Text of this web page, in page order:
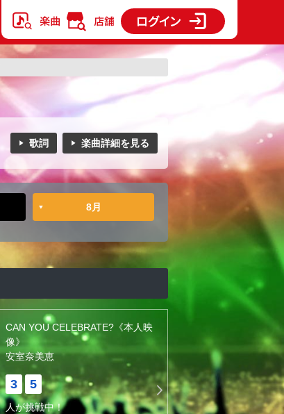
歌詞 楽曲詳細を見る
8月
CAN YOU CELEBRATE?《本人映
像》
安室奈美恵
3 5
人が挑戦中！